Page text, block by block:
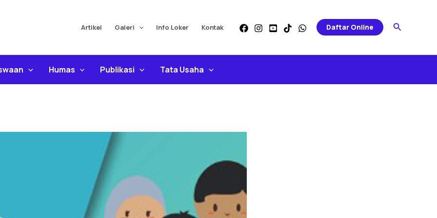
Artikel Galeri Info Loker Kontak Daftar Online Search
Humas Publikasi Tata Usaha